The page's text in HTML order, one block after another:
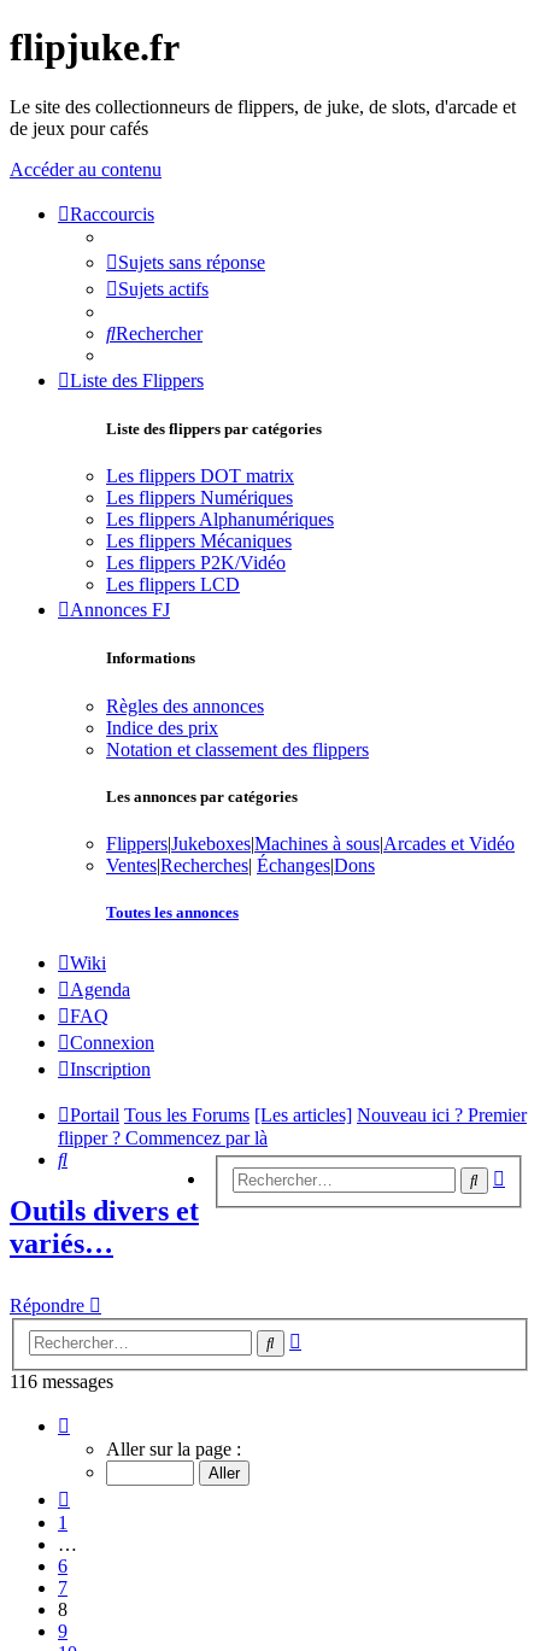
flipjuke.fr
Le site des collectionneurs de flippers, de juke, de slots, d'arcade et
de jeux pour cafés
Accéder au contenu
Raccourcis
Sujets sans réponse
Sujets actifs
Rechercher
Liste des Flippers
Liste des flippers par catégories
Les flippers DOT matrix
Les flippers Numériques
Les flippers Alphanumériques
Les flippers Mécaniques
Les flippers P2K/Vidéo
Les flippers LCD
Annonces FJ
Informations
Règles des annonces
Indice des prix
Notation et classement des flippers
Les annonces par catégories
Flippers|Jukeboxes|Machines à sous|Arcades et Vidéo
Ventes|Recherches| Échanges|Dons
Toutes les annonces
Wiki
Agenda
FAQ
Connexion
Inscription
Portail Tous les Forums [Les articles] Nouveau ici ? Premier
flipper ? Commencez par là
Rechercher
Outils divers et
variés…
Répondre
Rechercher
116 messages
sur
Aller sur la page :
1
…
6
7
8
9